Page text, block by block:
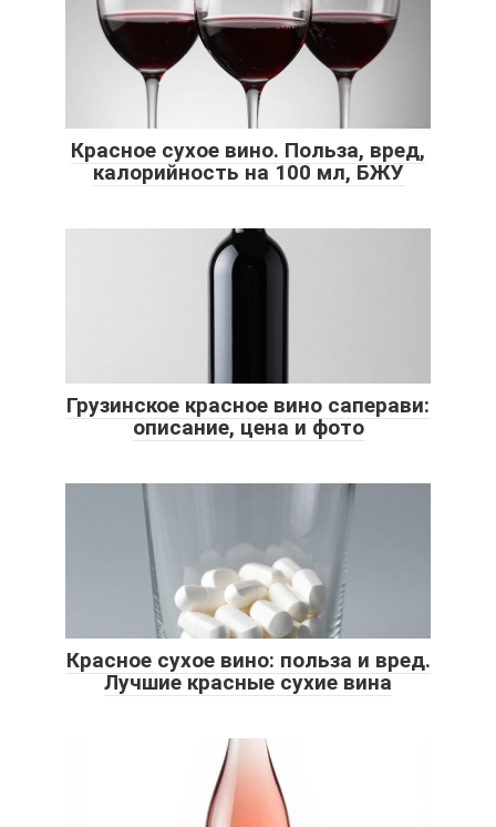
Красное сухое вино. Польза, вред,
калорийность на 100 мл, БЖУ
Грузинское красное вино саперави:
описание, цена и фото
Красное сухое вино: польза и вред.
Лучшие красные сухие вина